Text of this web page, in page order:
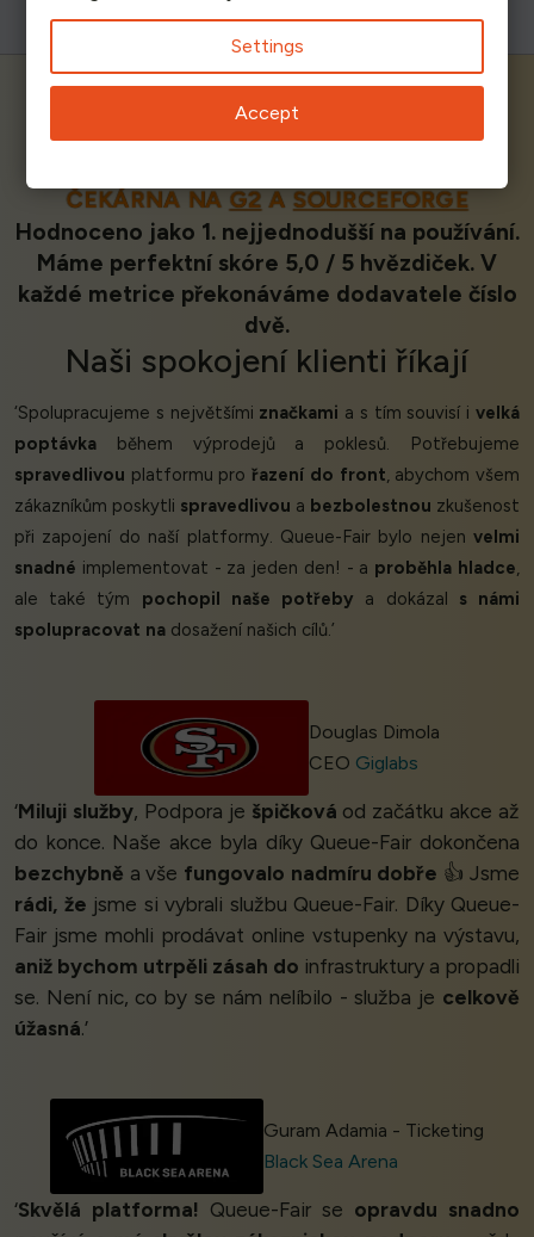
ČEKÁRNA NA G2 A SOURCEFORGE
Hodnoceno jako 1. nejjednodušší na používání.
Máme perfektní skóre 5,0 / 5 hvězdiček. V
každé metrice překonáváme dodavatele číslo
dvě.
Naši spokojení klienti říkají
‘Spolupracujeme s největšími značkami a s tím souvisí ivelká
poptávka během výprodejů a poklesů. Potřebujeme
spravedlivou platformu prořazení do front, abychom všem
zákazníkům poskytli spravedlivou a bezbolestnou zkušenost
při zapojení do naší platformy. Queue-Fair bylo nejen velmi
snadné implementovat - za jeden den! - a proběhla hladce,
ale také tým pochopil naše potřeby a dokázal s námi
spolupracovat na dosažení našich cílů.’
Douglas Dimola
CEO Giglabs
‘Miluji služby, Podpora je špičková od začátku akce až
do konce. Naše akce byla díky Queue-Fair dokončena
bezchybně a vše fungovalo nadmíru dobře 👍 Jsme
rádi, že jsme si vybrali službu Queue-Fair. Díky Queue-
Fair jsme mohli prodávat online vstupenky na výstavu,
aniž bychom utrpěli zásah do infrastruktury a propadli
se. Není nic, co by se nám nelíbilo - služba je celkově
úžasná.’
Guram Adamia - Ticketing
Black Sea Arena
‘Skvělá platforma! Queue-Fair se opravdu snadno
Settings
Accept